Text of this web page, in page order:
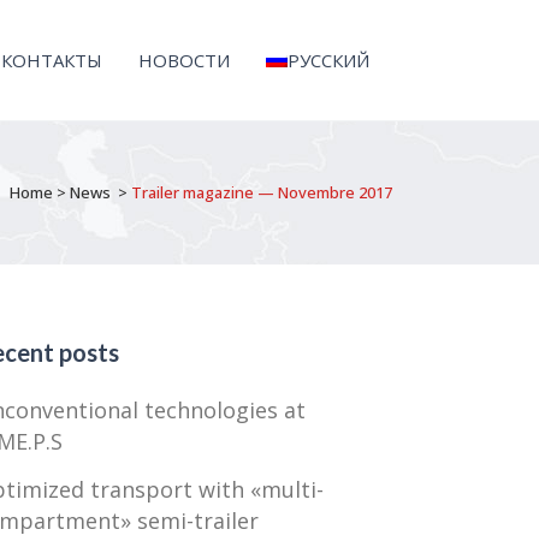
КОНТАКТЫ НОВОСТИ РУССКИЙ
Home > News > Trailer magazine — Novembre 2017
posts
technologies at
transport with «multi-
semi-trailer